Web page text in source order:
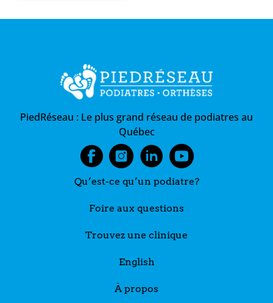
PiedRéseau : Le plus grand réseau de podiatres au
Québec
Qu’est-ce qu’un podiatre?
Foire aux questions
Trouvez une clinique
English
À propos